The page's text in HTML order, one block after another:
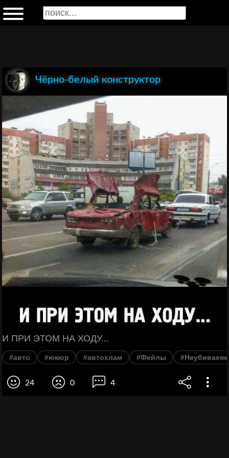
Чёрно-белый конструктор
И ПРИ ЭТОМ НА ХОДУ...
#авто #юмор #автохлам #Фейлы
24 0 4